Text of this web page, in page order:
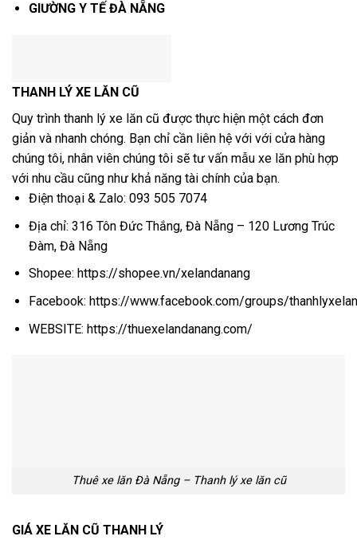
GIƯỜNG Y TẾ ĐÀ NẴNG
THANH LÝ XE LĂN CŨ
Quy trình thanh lý xe lăn cũ được thực hiện một cách đơn
giản và nhanh chóng. Bạn chỉ cần liên hệ với với cửa hàng
chúng tôi, nhân viên chúng tôi sẽ tư vấn mẫu xe lăn phù hợp
với nhu cầu cũng như khả năng tài chính của bạn.
Điện thoại & Zalo: 093 505 7074
Địa chỉ: 316 Tôn Đức Thắng, Đà Nẵng – 120 Lương Trúc
Đàm, Đà Nẵng
Shopee: https://shopee.vn/xelandanang
Facebook: https://www.facebook.com/groups/
WEBSITE: https://thuexelandanang.com/
Thuê xe lăn Đà Nẵng – Thanh lý xe lăn cũ
GIÁ XE LĂN CŨ THANH LÝ